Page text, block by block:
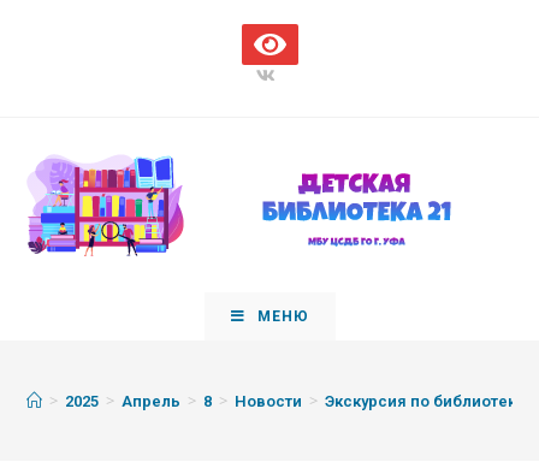
МЕНЮ
> 2025 > Апрель > 8 > Новости > Экскурсия по библиотеки